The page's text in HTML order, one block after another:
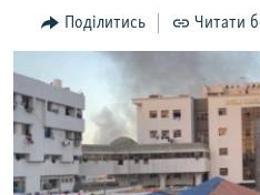
СПЕЦПРОЕКТИ
ДЕПОРТАЦІЯ
ВІДЕОУРОКИ «ELIFBE»
СВІДЧЕННЯ ОКУПАЦІЇ
УКРАЇНСЬКА ПРОБЛЕМА КРИМУ
ЯК ОБІЙТИ БЛОКУВАННЯ
Русский
Qırımtatar
Поділитись Читати